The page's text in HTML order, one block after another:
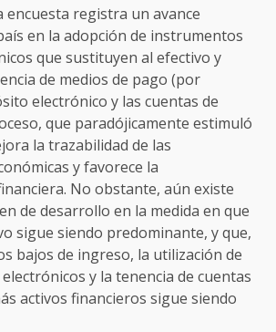
encuesta registra un avance
en la adopción de instrumentos
que sustituyen al efectivo y
de medios de pago (por
electrónico y las cuentas de
que paradójicamente estimuló
la trazabilidad de las
y favorece la
No obstante, aún existe
de desarrollo en la medida en que
sigue siendo predominante, y que,
bajos de ingreso, la utilización de
y la tenencia de cuentas
activos financieros sigue siendo